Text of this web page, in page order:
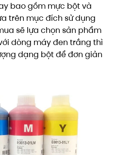
bao gồm mực bột và
trên mục đích sử dụng
sẽ lựa chọn sản phẩm
dòng máy đen trắng thì
dạng bột để đơn giản